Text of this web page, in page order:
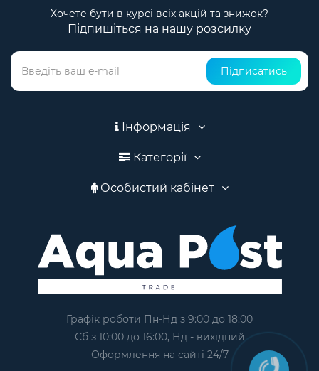
Хочете бути в курсі всіх акцій та знижок?
Підпишіться на нашу розсилку
Підписатись
Інформація
Категорії
Особистий кабінет
Графік роботи Пн-Нд з 9:00 до 18:00
Сб з 10:00 до 16:00, Нд - вихідний
Оформлення на сайтi 24/7